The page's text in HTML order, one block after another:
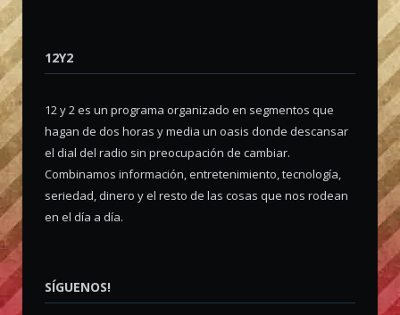
12Y2
12 y 2 es un programa organizado en segmentos que
hagan de dos horas y media un oasis donde descansar
el dial del radio sin preocupación de cambiar.
Combinamos información, entretenimiento, tecnología,
seriedad, dinero y el resto de las cosas que nos rodean
en el día a día.
SÍGUENOS!